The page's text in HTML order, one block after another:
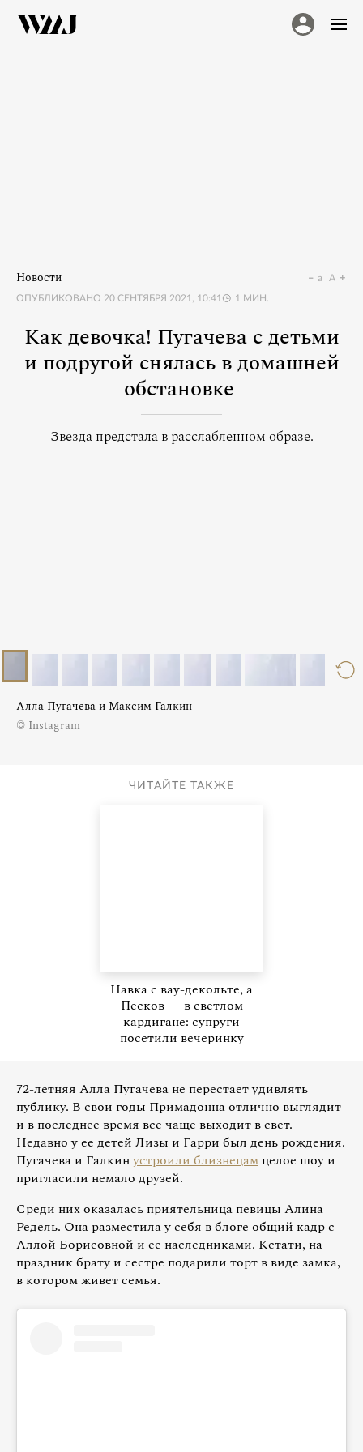
Новости
ОПУБЛИКОВАНО 20 СЕНТЯБРЯ 2021, 10:41 1 МИН.
a A
Как девочка! Пугачева с детьми
и подругой снялась в домашней
обстановке
Звезда предстала в расслабленном образе.
Алла Пугачева и Максим Галкин
© Instagram
ЧИТАЙТЕ ТАКЖЕ
Навка с вау-декольте, а
Песков — в светлом
кардигане: супруги
посетили вечеринку
72-летняя Алла Пугачева не перестает удивлять
публику. В свои годы Примадонна отлично выглядит
и в последнее время все чаще выходит в свет.
Недавно у ее детей Лизы и Гарри был день рождения.
Пугачева и Галкинустроили близнецам целое шоу и
пригласили немало друзей.
Среди них оказалась приятельница певицы Алина
Редель. Она разместила у себя в блоге общий кадр с
Аллой Борисовной и ее наследниками. Кстати, на
праздник брату и сестре подарили торт в виде замка,
в котором живет семья.